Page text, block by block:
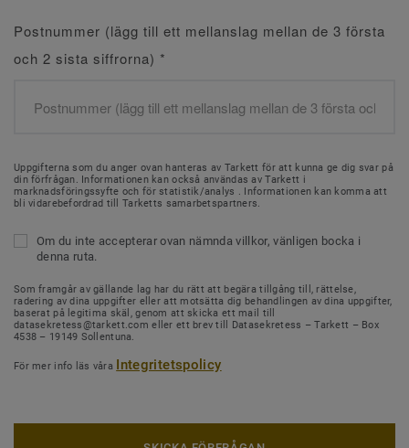
Postnummer (lägg till ett mellanslag mellan de 3 första
och 2 sista siffrorna) *
Uppgifterna som du anger ovan hanteras av Tarkett för att kunna ge dig svar på
din förfrågan. Informationen kan också användas av Tarkett i
marknadsföringssyfte och för statistik/analys . Informationen kan komma att
bli vidarebefordrad till Tarketts samarbetspartners.
Om du inte accepterar ovan nämnda villkor, vänligen bocka i
denna ruta.
Som framgår av gällande lag har du rätt att begära tillgång till, rättelse,
radering av dina uppgifter eller att motsätta dig behandlingen av dina uppgifter,
baserat på legitima skäl, genom att skicka ett mail till
datasekretess@tarkett.com eller ett brev till Datasekretess – Tarkett – Box
4538 – 19149 Sollentuna.
För mer info läs våra Integritetspolicy